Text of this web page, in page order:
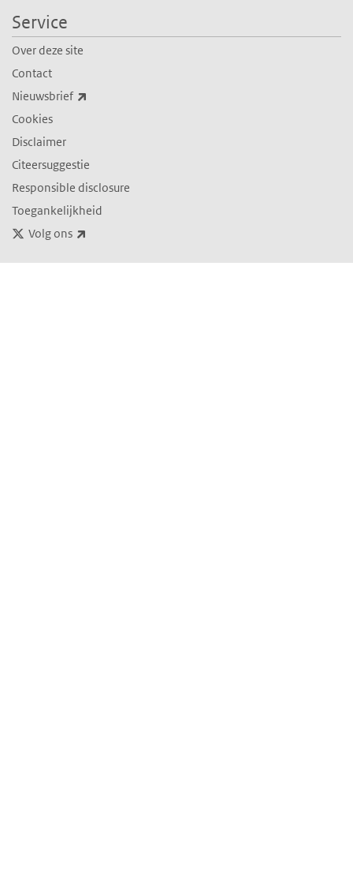
Service
Over deze site
Contact
Nieuwsbrief
Cookies
Disclaimer
Citeersuggestie
Responsible disclosure
Toegankelijkheid
Volg ons